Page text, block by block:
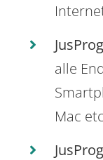
JusProg
alle
Mac
JusProg